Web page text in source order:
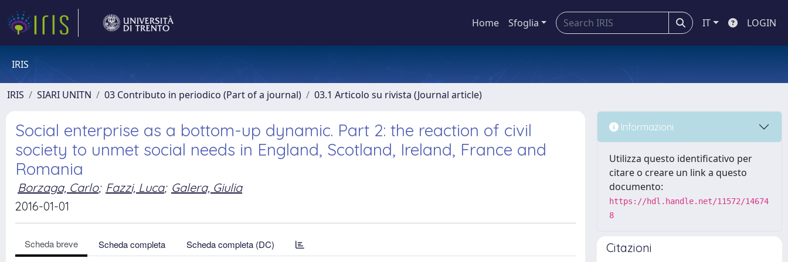
Home Sfoglia IT LOGIN
IRIS
IRIS SIARI UNITN 03 Contributo in periodico (Part of a journal) 03.1 Articolo su rivista (Journal article)
Social enterprise as a bottom-up dynamic. Part 2: the reaction of civil
society to unmet social needs in England, Scotland, Ireland, France and
Romania
Borzaga, Carlo; Fazzi, Luca; Galera, Giulia
2016-01-01
Scheda breve Scheda completa Scheda completa (DC)
Informazioni
Utilizza questo identificativo per
citare o creare un link a questo
documento:
https://hdl.handle.net/11572/14674
8
Citazioni